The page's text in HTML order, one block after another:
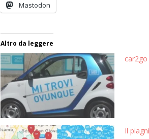
Mastodon
Altro da leggere
Il